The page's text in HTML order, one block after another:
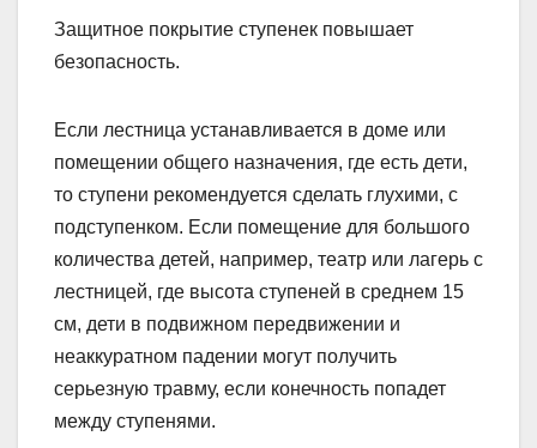
Защитное покрытие ступенек повышает
безопасность.
Если лестница устанавливается в доме или
помещении общего назначения, где есть дети,
то ступени рекомендуется сделать глухими, с
подступенком. Если помещение для большого
количества детей, например, театр или лагерь с
лестницей, где высота ступеней в среднем 15
см, дети в подвижном передвижении и
неаккуратном падении могут получить
серьезную травму, если конечность попадет
между ступенями.